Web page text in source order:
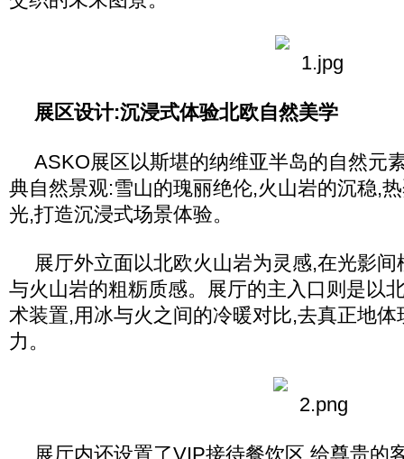
展区设计:沉浸式体验北欧自然美学
ASKO展区以斯堪的纳维亚半岛的自然元
典自然景观:雪山的瑰丽绝伦,火山岩的沉稳,
光,打造沉浸式场景体验。
展厅外立面以北欧火山岩为灵感,在光影
与火山岩的粗粝质感。展厅的主入口则是以
术装置,用冰与火之间的冷暖对比,去真正地
力。
展厅内还设置了VIP接待餐饮区,给尊贵的